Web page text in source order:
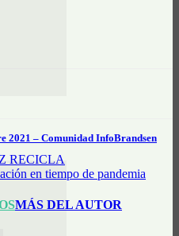
2021 – Comunidad InfoBrandsen
RECICLA
en tiempo de pandemia
MÁS DEL AUTOR